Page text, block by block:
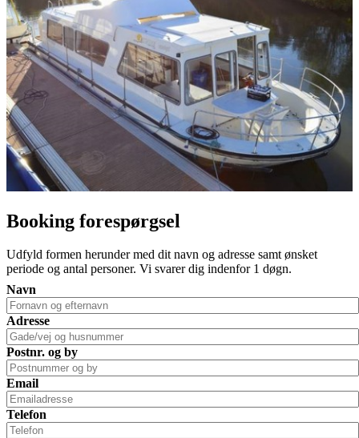
Booking forespørgsel
Udfyld formen herunder med dit navn og adresse samt ønsket
periode og antal personer. Vi svarer dig indenfor 1 døgn.
Navn
Adresse
Postnr. og by
Email
Telefon